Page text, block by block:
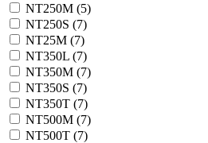
NT250M (5)
NT250S (7)
NT25M (7)
NT350L (7)
NT350M (7)
NT350S (7)
NT350T (7)
NT500M (7)
NT500T (7)